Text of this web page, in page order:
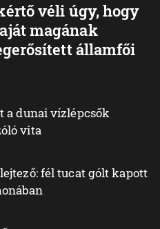
véli úgy, hogy
magának
államfői
a dunai vízlépcsők
vita
fél tucat gólt kapott